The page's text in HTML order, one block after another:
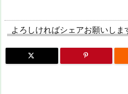
よろしければシェアお願いしま